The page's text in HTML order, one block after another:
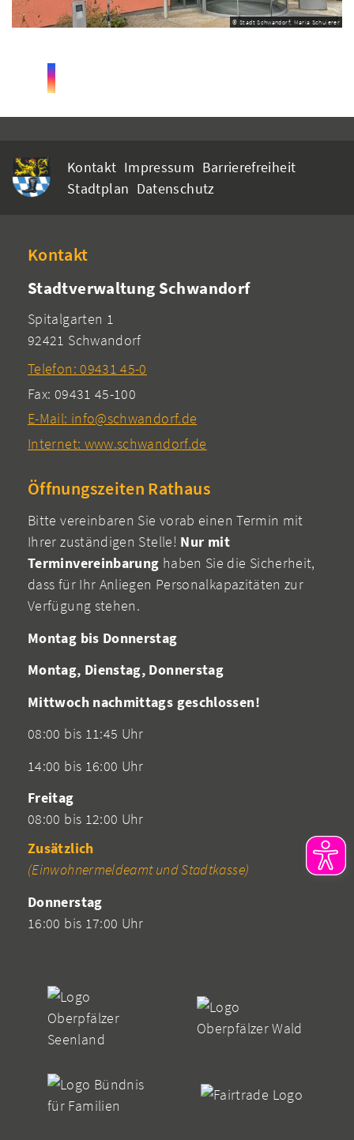
© Stadt Schwandorf; Maria Schuierer
Kontakt Impressum Barrierefreiheit
Stadtplan Datenschutz
Kontakt
Stadtverwaltung Schwandorf
Spitalgarten 1
92421 Schwandorf
Telefon: 09431 45-0
Fax: 09431 45-100
E-Mail: info@schwandorf.de
Internet: www.schwandorf.de
Öffnungszeiten Rathaus
Bitte vereinbaren Sie vorab einen Termin mit
Ihrer zuständigen Stelle! Nur mit
Terminvereinbarung haben Sie die Sicherheit,
dass für Ihr Anliegen Personalkapazitäten zur
Verfügung stehen.
Montag bis Donnerstag
Montag, Dienstag, Donnerstag
Mittwoch nachmittags geschlossen!
08:00 bis 11:45 Uhr
14:00 bis 16:00 Uhr
Freitag
08:00 bis 12:00 Uhr
Zusätzlich
(Einwohnermeldeamt und Stadtkasse)
Donnerstag
16:00 bis 17:00 Uhr